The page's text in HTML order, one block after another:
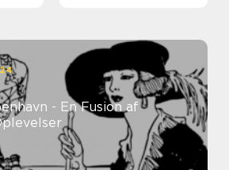
- En Fusion af